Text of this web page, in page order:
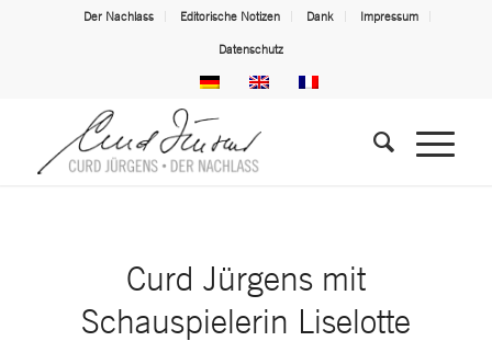
Der Nachlass Editorische Notizen Dank Impressum
Datenschutz
Curd Jürgens mit
Schauspielerin Liselotte